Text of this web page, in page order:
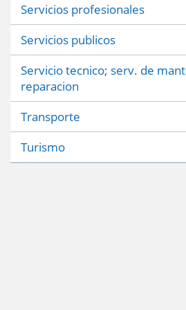
Servicios profesionales
Servicios publicos
Servicio tecnico; serv. de
reparacion
Transporte
Turismo